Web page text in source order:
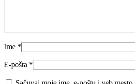
Ime *
E-pošta *